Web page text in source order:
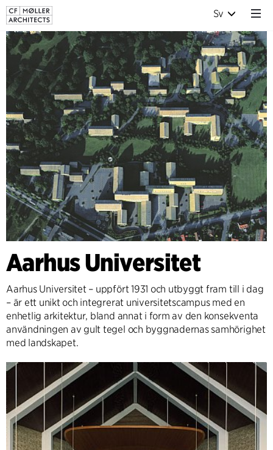
Sv
Aarhus Universitet
Aarhus Universitet – uppfört 1931 och utbyggt fram till i dag
– är ett unikt och integrerat universitetscampus med en
enhetlig arkitektur, bland annat i form av den konsekventa
användningen av gult tegel och byggnadernas samhörighet
med landskapet.